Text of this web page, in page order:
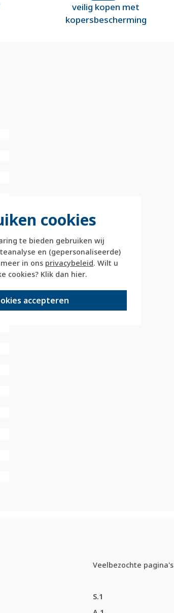
cookies
te bieden gebruiken wij
en (gepersonaliseerde)
in ons privacybeleid. Wilt u
cookies? Klik dan hier.
accepteren
veilig kopen met
kopersbescherming
Veelbezochte pagina's
S.1